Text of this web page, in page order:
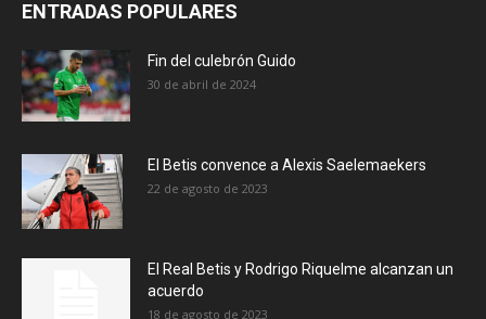
ENTRADAS POPULARES
Fin del culebrón Guido
30 de abril de 2024
El Betis convence a Alexis Saelemaekers
22 de agosto de 2023
El Real Betis y Rodrigo Riquelme alcanzan un
acuerdo
18 de agosto de 2023